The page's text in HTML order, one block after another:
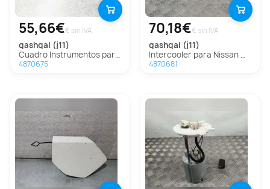
55,66€€ sin IVA
qashqai (j11)
Cuadro Instrumentos para Nissan Qashqai (J11)
4870675
70,18€€ sin IVA
qashqai (j11)
Intercooler para Nissan Qashqai (J11)
4870681